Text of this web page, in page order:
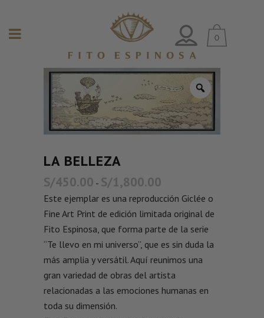
0
LA BELLEZA
S/450.00 - S/1,800.00
Este ejemplar es una reproducción Giclée o
Fine Art Print de edición limitada original de
Fito Espinosa, que forma parte de la serie
“Te llevo en mi universo”, que es sin duda la
más amplia y versátil. Aquí reunimos una
gran variedad de obras del artista
relacionadas a las emociones humanas en
toda su dimensión.